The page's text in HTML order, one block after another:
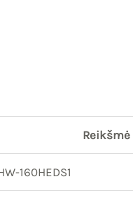
Reikšmė
160HEDS1